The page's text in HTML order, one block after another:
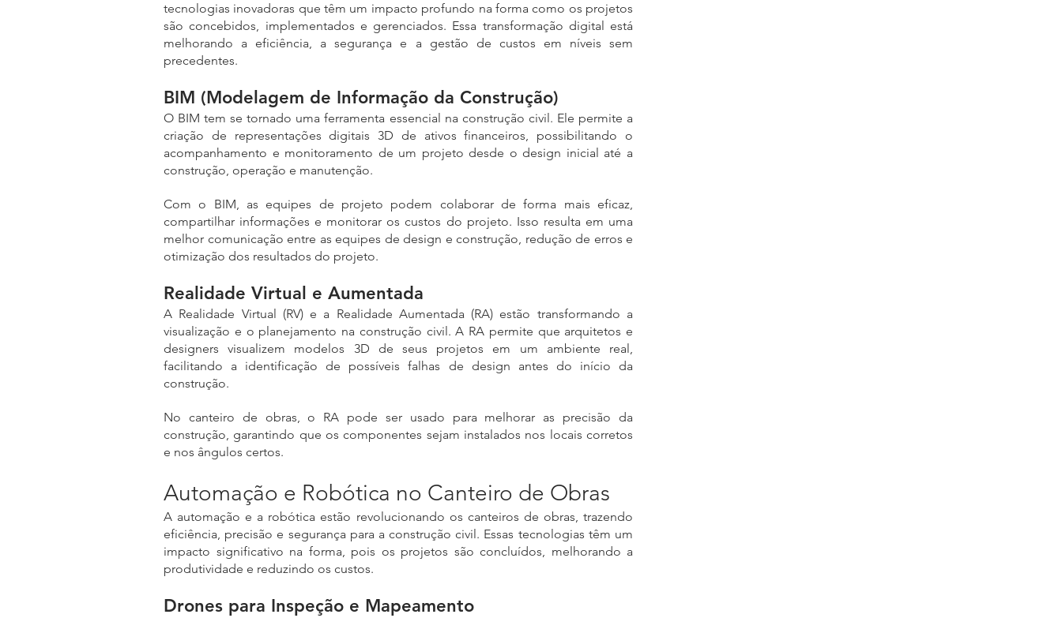
tecnologias inovadoras que têm um impacto profundo na forma como os projetos
são concebidos, implementados e gerenciados. Essa transformação digital está
melhorando a eficiência, a segurança e a gestão de custos em níveis sem
precedentes.
BIM (Modelagem de Informação da Construção)
O BIM tem se tornado uma ferramenta essencial na construção civil. Ele permite a
criação de representações digitais 3D de ativos financeiros, possibilitando o
acompanhamento e monitoramento de um projeto desde o design inicial até a
construção, operação e manutenção.
Com o BIM, as equipes de projeto podem colaborar de forma mais eficaz,
compartilhar informações e monitorar os custos do projeto. Isso resulta em uma
melhor comunicação entre as equipes de design e construção, redução de erros e
otimização dos resultados do projeto.
Realidade Virtual e Aumentada
A Realidade Virtual (RV) e a Realidade Aumentada (RA) estão transformando a
visualização e o planejamento na construção civil. A RA permite que arquitetos e
designers visualizem modelos 3D de seus projetos em um ambiente real,
facilitando a identificação de possíveis falhas de design antes do início da
construção.
No canteiro de obras, o RA pode ser usado para melhorar as precisão da
construção, garantindo que os componentes sejam instalados nos locais corretos
e nos ângulos certos.
Automação e Robótica no Canteiro de Obras
A automação e a robótica estão revolucionando os canteiros de obras, trazendo
eficiência, precisão e segurança para a construção civil. Essas tecnologias têm um
impacto significativo na forma, pois os projetos são concluídos, melhorando a
produtividade e reduzindo os custos.
Drones para Inspeção e Mapeamento